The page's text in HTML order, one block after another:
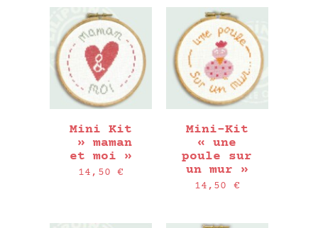
PANIER
Mini Kit
» maman
et moi »
14,50€
AJOUTER AU
PANIER
Mini-Kit
« une
poule sur
un mur »
14,50 €